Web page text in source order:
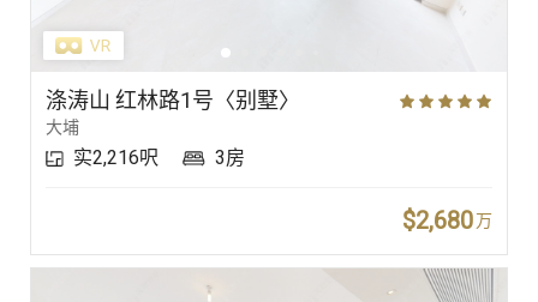
涤涛山 红林路1号〈别墅〉
大埔
实2,216呎 3房
$2,680万